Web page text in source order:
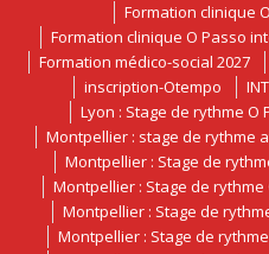
Formation clinique
Formation clinique O Passo
Formation médico-social 2027
inscription-Otempo
Lyon : Stage de rythme O
Montpellier : stage de rythme
Montpellier : Stage de
Montpellier : Stage de rythme
Montpellier : Stage de
Montpellier : Stage de